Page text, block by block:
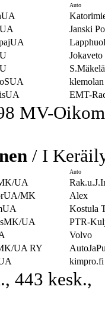
Auto
Janski
EMT-
MV-
/ I
Auto
UA
MK Alex
Kostula
UA PTR-
Volvo
UA RY
443 kesk.,